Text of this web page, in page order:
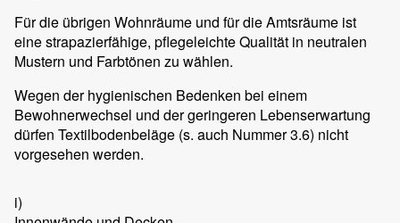
Für die übrigen Wohnräume und für die Amtsräume ist
eine strapazierfähige, pflegeleichte Qualität in neutralen
Mustern und Farbtönen zu wählen.
Wegen der hygienischen Bedenken bei einem
Bewohnerwechsel und der geringeren Lebenserwartung
dürfen Textilbodenbeläge (s. auch Nummer 3.6) nicht
vorgesehen werden.
i)